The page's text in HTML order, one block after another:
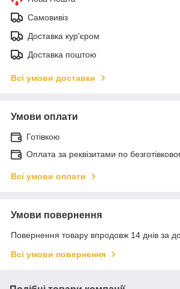
Самовивіз
Доставка кур'єром
Доставка поштою
Всі умови доставки
Умови оплати
Готівкою
Оплата за реквізитами по
Всі умови оплати
Умови повернення
Повернення товару впродовж 14 днів за
Всі умови повернення